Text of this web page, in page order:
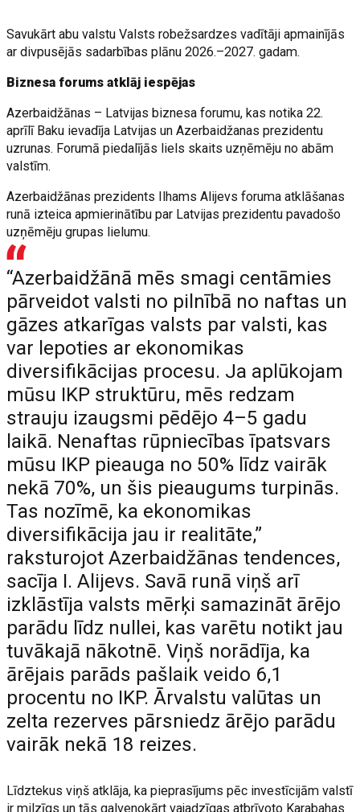
Savukārt abu valstu Valsts robežsardzes vadītāji apmainījās
ar divpusējās sadarbības plānu 2026.–2027. gadam.
Biznesa forums atklāj iespējas
Azerbaidžānas – Latvijas biznesa forumu, kas notika 22.
aprīlī Baku ievadīja Latvijas un Azerbaidžanas prezidentu
uzrunas. Forumā piedalījās liels skaits uzņēmēju no abām
valstīm.
Azerbaidžānas prezidents Ilhams Alijevs foruma atklāšanas
runā izteica apmierinātību par Latvijas prezidentu pavadošo
uzņēmēju grupas lielumu.
“Azerbaidžānā mēs smagi centāmies
pārveidot valsti no pilnībā no naftas un
gāzes atkarīgas valsts par valsti, kas
var lepoties ar ekonomikas
diversifikācijas procesu. Ja aplūkojam
mūsu IKP struktūru, mēs redzam
strauju izaugsmi pēdējo 4–5 gadu
laikā. Nenaftas rūpniecības īpatsvars
mūsu IKP pieauga no 50% līdz vairāk
nekā 70%, un šis pieaugums turpinās.
Tas nozīmē, ka ekonomikas
diversifikācija jau ir realitāte,”
raksturojot Azerbaidžānas tendences,
sacīja I. Alijevs. Savā runā viņš arī
izklāstīja valsts mērķi samazināt ārējo
parādu līdz nullei, kas varētu notikt jau
tuvākajā nākotnē. Viņš norādīja, ka
ārējais parāds pašlaik veido 6,1
procentu no IKP. Ārvalstu valūtas un
zelta rezerves pārsniedz ārējo parādu
vairāk nekā 18 reizes.
Līdztekus viņš atklāja, ka pieprasījums pēc investīcijām valstī
ir milzīgs un tās galvenokārt vajadzīgas atbrīvoto Karabahas